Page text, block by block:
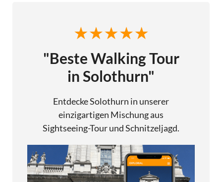
"Beste Walking Tour
in Solothurn"
Entdecke Solothurn in unserer
einzigartigen Mischung aus
Sightseeing-Tour und Schnitzeljagd.